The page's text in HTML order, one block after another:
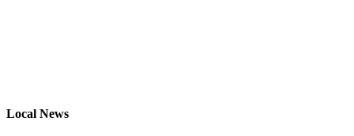
Local News